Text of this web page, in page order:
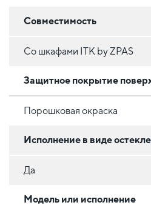
Совместимость
Со шкафами ITK by ZPAS
Защитное покрытие
Порошковая окраска
Исполнение в виде
Да
Модель или исполнение